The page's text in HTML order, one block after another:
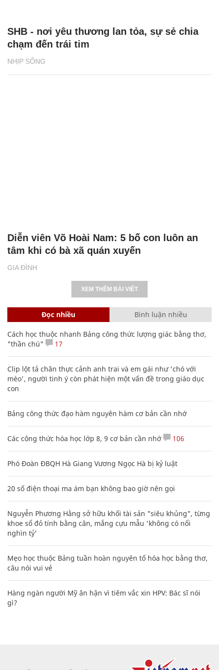
NHỊP SỐNG
SHB - nơi yêu thương lan tỏa, sự sẻ chia
chạm đến trái tim
GIA ĐÌNH
Diễn viên Võ Hoài Nam: 5 bố con luôn an
tâm khi có bà xã quán xuyến
XEM THÊM BÀI VIẾT
Đọc nhiều Bình luận nhiều
Cách học thuộc nhanh Bảng công thức lượng giác bằng thơ,
"thần chú"
17
Clip lột tả chân thực cảnh anh trai và em gái như 'chó với
mèo', người tinh ý còn phát hiện một vấn đề trong giáo dục
con
Bảng công thức đạo hàm nguyên hàm cơ bản cần nhớ
Các công thức hóa học lớp 8, 9 cơ bản cần nhớ 106
Phó Đoàn ĐBQH Hà Giang Vương Ngọc Hà bị kỷ luật
20 số điện thoại ma ám bạn không bao giờ nên gọi
Nguyễn Phương Hằng sở hữu khối tài sản "siêu khủng", từng
khoe sổ đỏ tính bằng cân, mắng cựu mẫu 'không có nổi
nghìn tỷ'
Mẹo học thuộc Bảng tuần hoàn nguyên tố hóa học bằng thơ,
câu nói vui vẻ
Hàng ngàn người Mỹ ân hận vì tiêm vắc xin HPV: Bác sĩ nói
gì?